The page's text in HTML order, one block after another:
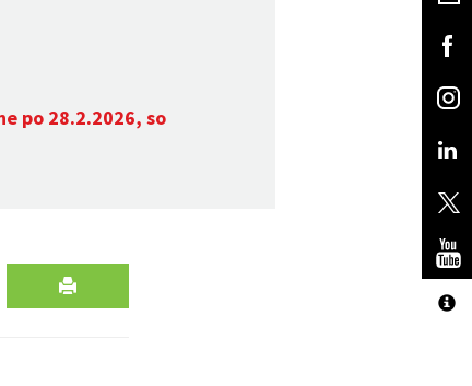
po 28.2.2026, so